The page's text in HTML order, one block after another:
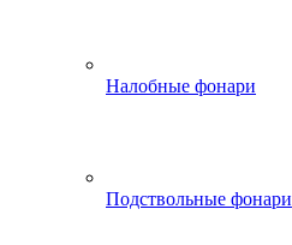
Налобные фонари
Подствольные фонари